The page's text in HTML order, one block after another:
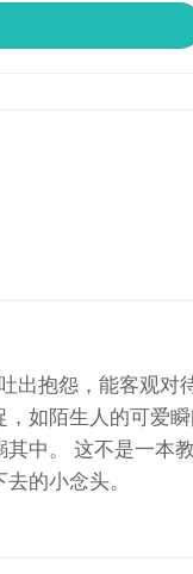
抱怨，能客观对
如陌生人的可爱
其中。 这不是一
的小念头。